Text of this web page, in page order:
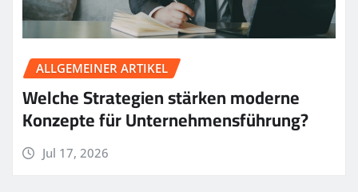
ALLGEMEINER ARTIKEL
Welche Strategien stärken moderne
Konzepte für Unternehmensführung?
Jul 17, 2026